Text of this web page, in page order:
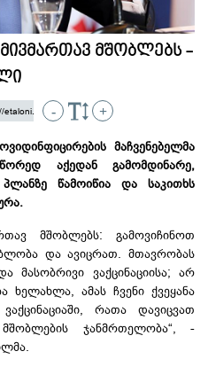
მშობლებს -
- +
მაჩვენებელმა
აქედან გამომდინარე,
პლანზე წამოიწია და საკითხს
მშობლებს: გამოვიჩინოთ
და ავიცრათ. მთავრობას
მასობრივი ვაქცინაციისა; არ
ხელახლა, ამას ჩვენი ქვეყანა
რათა დავიცვათ
ჯანმრთელობა“, -